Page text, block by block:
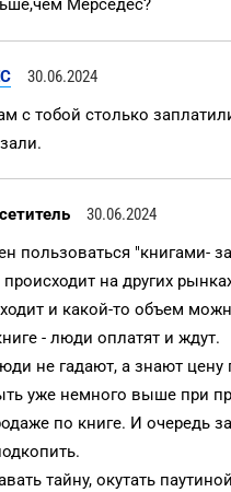
Мерседес?
30.06.2024
с тобой столько
30.06.2024
пользоваться "книгами-
происходит на других
и какой-то объем
- люди оплатят и ждут.
не гадают, а знают
уже немного выше при
по книге. И очередь
тайну, окутать